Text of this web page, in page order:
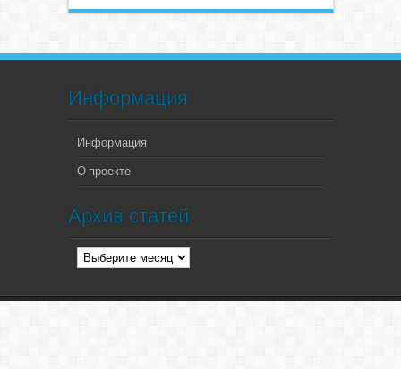
Информация
Информация
О проекте
Архив статей
Архив
статей